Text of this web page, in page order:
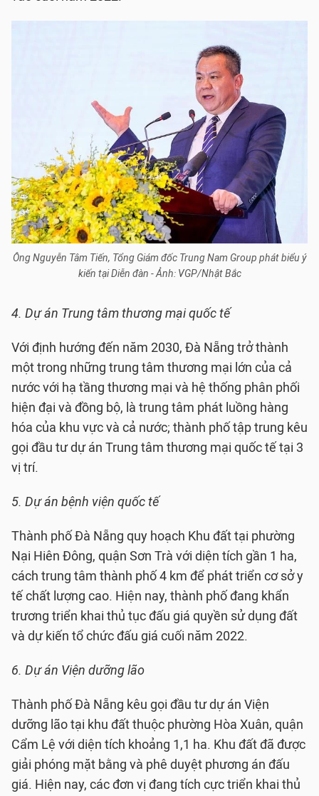
Ông Nguyễn Tâm Tiến, Tổng Giám đốc Trung Nam Group phát biểu ý
kiến tại Diễn đàn - Ảnh: VGP/Nhật Bắc
4. Dự án Trung tâm thương mại quốc tế
Với định hướng đến năm 2030, Đà Nẵng trở thành
một trong những trung tâm thương mại lớn của cả
nước với hạ tầng thương mại và hệ thống phân phối
hiện đại và đồng bộ, là trung tâm phát luồng hàng
hóa của khu vực và cả nước; thành phố tập trung kêu
gọi đầu tư dự án Trung tâm thương mại quốc tế tại 3
vị trí.
5. Dự án bệnh viện quốc tế
Thành phố Đà Nẵng quy hoạch Khu đất tại phường
Nại Hiên Đông, quận Sơn Trà với diện tích gần 1 ha,
cách trung tâm thành phố 4 km để phát triển cơ sở y
tế chất lượng cao. Hiện nay, thành phố đang khẩn
trương triển khai thủ tục đấu giá quyền sử dụng đất
và dự kiến tổ chức đấu giá cuối năm 2022.
6. Dự án Viện dưỡng lão
Thành phố Đà Nẵng kêu gọi đầu tư dự án Viện
dưỡng lão tại khu đất thuộc phường Hòa Xuân, quận
Cẩm Lệ với diện tích khoảng 1,1 ha. Khu đất đã được
giải phóng mặt bằng và phê duyệt phương án đấu
giá. Hiện nay, các đơn vị đang tích cực triển khai thủ